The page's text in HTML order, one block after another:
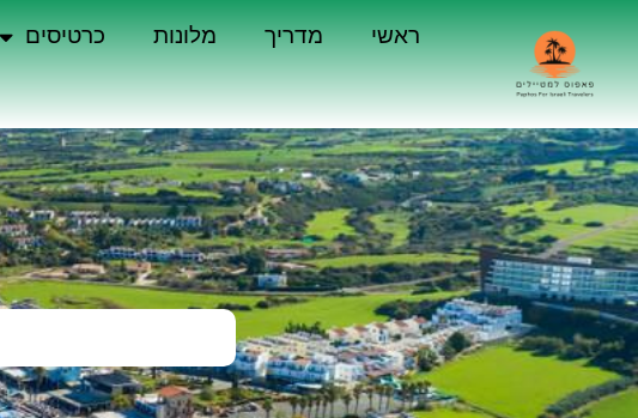
ראשי מדריך מלונות כרטיסים